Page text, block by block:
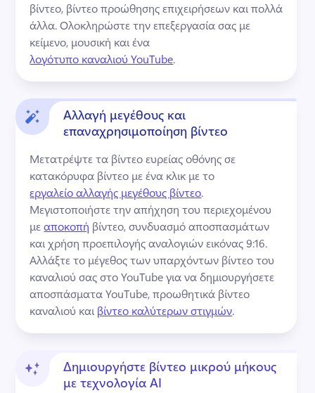
βίντεο, βίντεο προώθησης επιχειρήσεων και πολλά
άλλα. Ολοκληρώστε την επεξεργασία σας με
κείμενο, μουσική και ένα
λογότυπο καναλιού YouTube.
Αλλαγή μεγέθους και
επαναχρησιμοποίηση βίντεο
Μετατρέψτε τα βίντεο ευρείας οθόνης σε
κατακόρυφα βίντεο με ένα κλικ με το
εργαλείο αλλαγής μεγέθους βίντεο
Μεγιστοποιήστε την απήχηση του περιεχομένου
με αποκοπή βίντεο, συνδυασμό αποσπασμάτων
Αλλάξτε το μέγεθος των υπαρχόντων βίντεο του
καναλιού σας στο YouTube για να δημιουργήσετε
αποσπάσματα YouTube, προωθητικά βίντεο
καναλιού και βίντεο καλύτερων στιγμών.
Δημιουργήστε βίντεο μικρού μήκους
με τεχνολογία AI